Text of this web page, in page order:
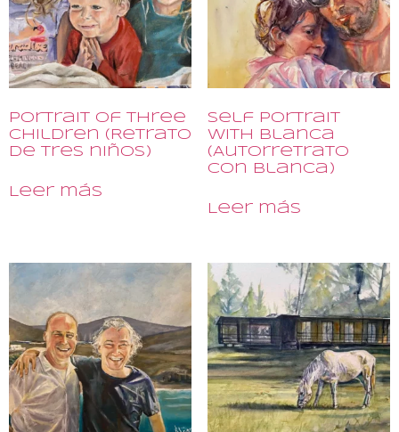
Portrait of Three
Children (Retrato
de tres niños)
Leer más
Self Portrait
with Blanca
(Autorretrato
con Blanca)
Leer más